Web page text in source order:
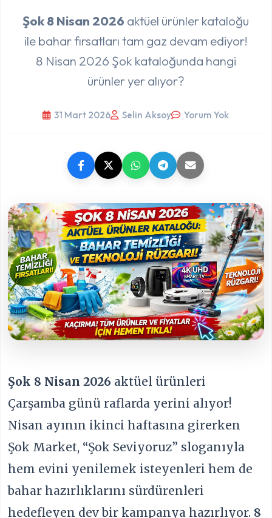
Şok 8 Nisan 2026 aktüel ürünler kataloğu
ile bahar fırsatları tam gaz devam ediyor!
8 Nisan 2026 Şok kataloğunda hangi
ürünler yer alıyor?
31 Mart 2026 Selin Aksoy Yorum Yok
Şok 8 Nisan 2026 aktüel ürünleri
Çarşamba günü raflarda yerini alıyor!
Nisan ayının ikinci haftasına girerken
Şok Market, “Şok Seviyoruz” sloganıyla
hem evini yenilemek isteyenleri hem de
bahar hazırlıklarını sürdürenleri
hedefleyen dev bir kampanya hazırlıyor. 8